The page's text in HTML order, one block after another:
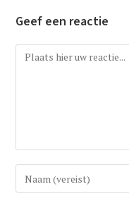
Geef een reactie
Reactie
Vul
uw